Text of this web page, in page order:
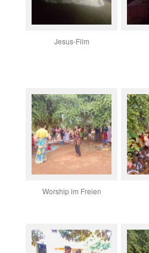
Jesus-Film
Worship im Freien